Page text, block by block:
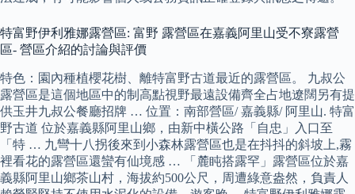
特富野伊利雅娜露營區: 富野 露營區在嘉義阿里山受不寮露營
區- 營區介紹的討論與評價
特色：園內種植櫻花樹、離特富野古道最近的露營區。 九叔公
露營區是這個地區中的制高點視野最遠設備齊全占地遼闊另有提
供玉井九叔公餐廳招牌 … 位置：南部營區/ 嘉義縣/ 阿里山. 特富
野古道 位於嘉義縣阿里山鄉，由新中橫公路「自忠」入口至
「特 … 九彎十八拐後來到小森林露營區也是在抖抖的斜坡上,霧
裡看花的露營區還蠻有仙境感 … 「麓盹搭露罕」露營區位於嘉
義縣阿里山鄉茶山村，海拔約500公尺，周遭綠意盎然，負責人